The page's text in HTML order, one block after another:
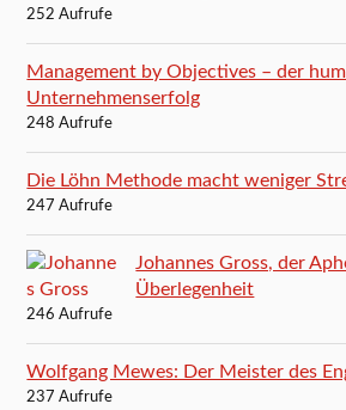
252 Aufrufe
Management by Objectives – der
Unternehmenserfolg
248 Aufrufe
Die Löhn Methode macht weniger
247 Aufrufe
Johannes Gross, der
Überlegenheit
246 Aufrufe
Wolfgang Mewes: Der Meister des
237 Aufrufe